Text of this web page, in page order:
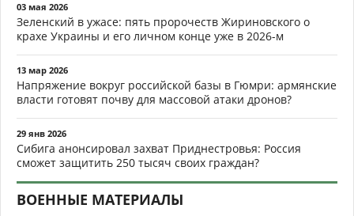
03 мая 2026
Зеленский в ужасе: пять пророчеств Жириновского о
крахе Украины и его личном конце уже в 2026-м
13 мар 2026
Напряжение вокруг российской базы в Гюмри: армянские
власти готовят почву для массовой атаки дронов?
29 янв 2026
Сибига анонсировал захват Приднестровья: Россия
сможет защитить 250 тысяч своих граждан?
ВОЕННЫЕ МАТЕРИАЛЫ